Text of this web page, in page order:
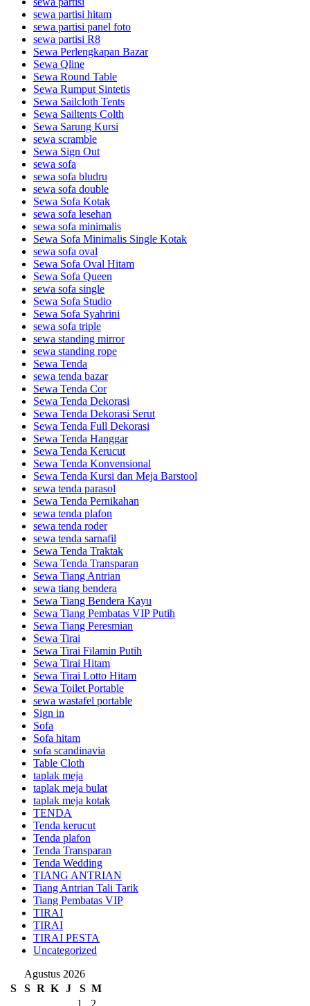
sewa partisi hitam
sewa partisi panel foto
sewa partisi R8
Sewa Perlengkapan Bazar
Sewa Qline
Sewa Round Table
Sewa Rumput Sintetis
Sewa Sailcloth Tents
Sewa Sailtents Colth
Sewa Sarung Kursi
sewa scramble
Sewa Sign Out
sewa sofa
sewa sofa bludru
sewa sofa double
Sewa Sofa Kotak
sewa sofa lesehan
sewa sofa minimalis
Sewa Sofa Minimalis Single Kotak
sewa sofa oval
Sewa Sofa Oval Hitam
Sewa Sofa Queen
sewa sofa single
Sewa Sofa Studio
Sewa Sofa Syahrini
sewa sofa triple
sewa standing mirror
sewa standing rope
Sewa Tenda
sewa tenda bazar
Sewa Tenda Cor
Sewa Tenda Dekorasi
Sewa Tenda Dekorasi Serut
Sewa Tenda Full Dekorasi
Sewa Tenda Hanggar
Sewa Tenda Kerucut
Sewa Tenda Konvensional
Sewa Tenda Kursi dan Meja Barstool
sewa tenda parasol
Sewa Tenda Pernikahan
sewa tenda plafon
sewa tenda roder
sewa tenda sarnafil
Sewa Tenda Traktak
Sewa Tenda Transparan
Sewa Tiang Antrian
sewa tiang bendera
Sewa Tiang Bendera Kayu
Sewa Tiang Pembatas VIP Putih
Sewa Tiang Peresmian
Sewa Tirai
Sewa Tirai Filamin Putih
Sewa Tirai Hitam
Sewa Tirai Lotto Hitam
Sewa Toilet Portable
sewa wastafel portable
Sign in
Sofa
Sofa hitam
sofa scandinavia
Table Cloth
taplak meja
taplak meja bulat
taplak meja kotak
TENDA
Tenda kerucut
Tenda plafon
Tenda Transparan
Tenda Wedding
TIANG ANTRIAN
Tiang Antrian Tali Tarik
Tiang Pembatas VIP
TIRAI
TIRAI
TIRAI PESTA
Uncategorized
Agustus 2026
S
S R K J S M